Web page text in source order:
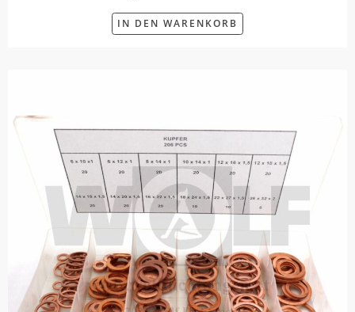
IN DEN WARENKORB